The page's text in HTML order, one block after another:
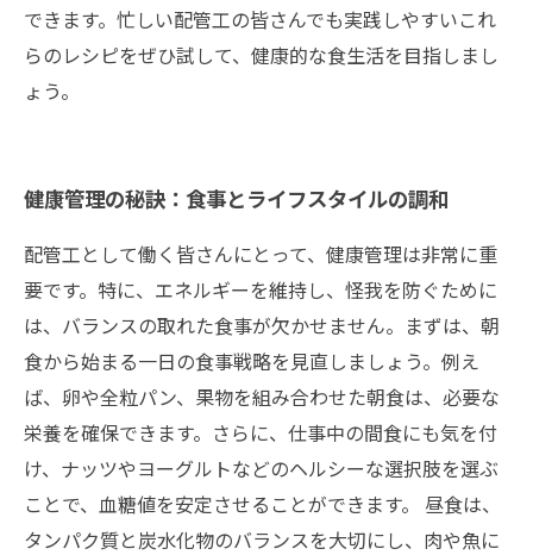
できます。忙しい配管工の皆さんでも実践しやすいこれ
らのレシピをぜひ試して、健康的な食生活を目指しまし
ょう。
健康管理の秘訣：食事とライフスタイルの調和
配管工として働く皆さんにとって、健康管理は非常に重
要です。特に、エネルギーを維持し、怪我を防ぐために
は、バランスの取れた食事が欠かせません。まずは、朝
食から始まる一日の食事戦略を見直しましょう。例え
ば、卵や全粒パン、果物を組み合わせた朝食は、必要な
栄養を確保できます。さらに、仕事中の間食にも気を付
け、ナッツやヨーグルトなどのヘルシーな選択肢を選ぶ
ことで、血糖値を安定させることができます。 昼食は、
タンパク質と炭水化物のバランスを大切にし、肉や魚に